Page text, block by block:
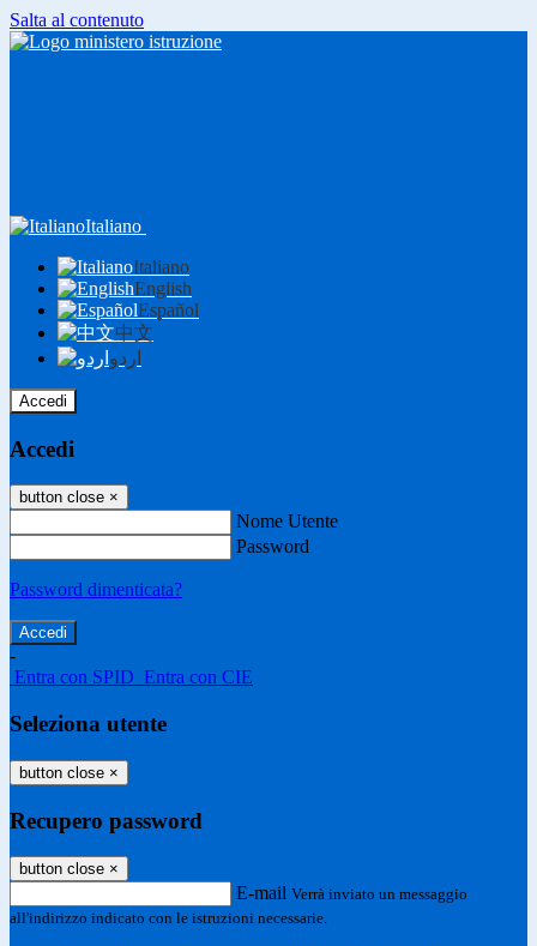
Salta al contenuto
Italiano
Italiano
English
Español
中文
اردو
Accedi
Accedi
button close ×
Nome Utente
Password
Password dimenticata?
-
Entra con SPID Entra con CIE
Seleziona utente
button close ×
Recupero password
button close ×
E-mail Verrà inviato un messaggio
all'indirizzo indicato con le istruzioni necessarie.